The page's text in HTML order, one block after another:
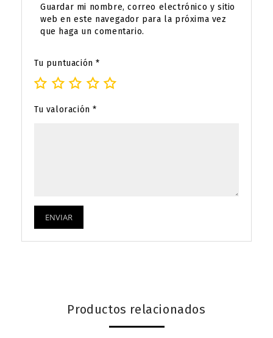
Guardar mi nombre, correo electrónico y sitio
web en este navegador para la próxima vez
que haga un comentario.
Tu puntuación*
Tu valoración*
Productos relacionados